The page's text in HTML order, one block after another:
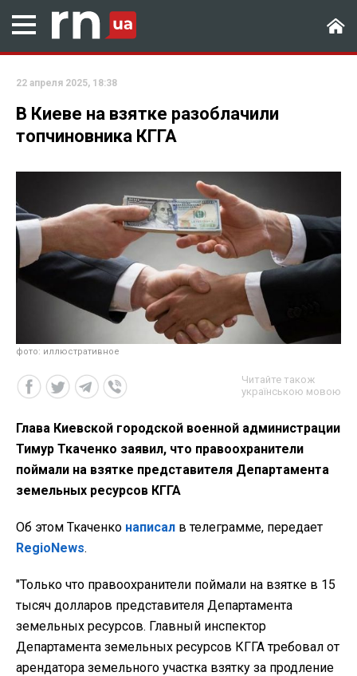
22 апреля 2025, 18:38
В Киеве на взятке разоблачили
топчиновника КГГА
фото: иллюстративное
Читайте також
українською мовою
Глава Киевской городской военной администрации
Тимур Ткаченко заявил, что правоохранители
поймали на взятке представителя Департамента
земельных ресурсов КГГА
Об этом Ткаченко написал в телеграмме, передает
RegioNews.
"Только что правоохранители поймали на взятке в 15
тысяч долларов представителя Департамента
земельных ресурсов. Главный инспектор
Департамента земельных ресурсов КГГА требовал от
арендатора земельного участка взятку за продление